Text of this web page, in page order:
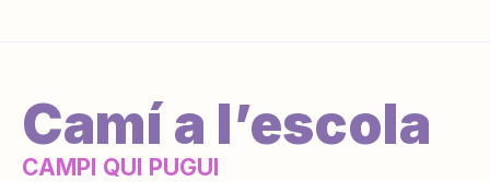
Camí a l’escola
CAMPI QUI PUGUI